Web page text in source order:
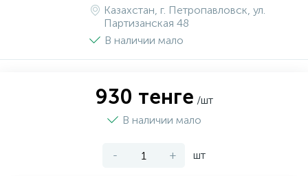
Казахстан, г. Петропавловск, ул.
Партизанская 48
В наличии мало
930 тенге /шт
В наличии мало
- + шт